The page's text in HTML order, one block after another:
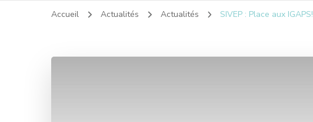
Accueil Actualités Actualités SIVEP : Place aux IGAPS!